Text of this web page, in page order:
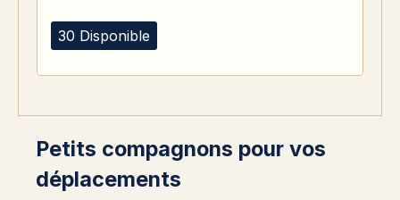
30 Disponible
Petits compagnons pour vos
déplacements